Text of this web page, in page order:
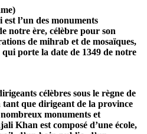
l’un des monuments
notre ère, célèbre pour son
de mihrab et de mosaïques,
porte la date de 1349 de notre
célèbres sous le règne de
tant que dirigeant de la province
monuments et
Khan est composé d’une école,